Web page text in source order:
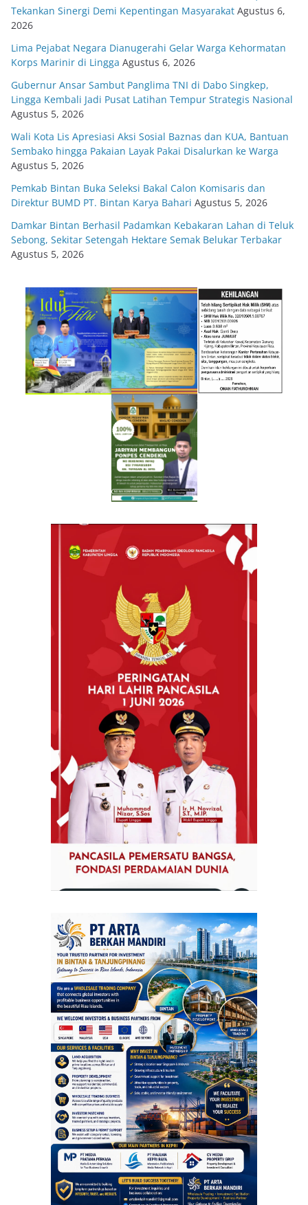
Tekankan Sinergi Demi Kepentingan Masyarakat Agustus 6,
2026
Lima Pejabat Negara Dianugerahi Gelar Warga Kehormatan
Korps Marinir di Lingga Agustus 6, 2026
Gubernur Ansar Sambut Panglima TNI di Dabo Singkep,
Lingga Kembali Jadi Pusat Latihan Tempur Strategis Nasional
Agustus 5, 2026
Wali Kota Lis Apresiasi Aksi Sosial Baznas dan KUA, Bantuan
Sembako hingga Pakaian Layak Pakai Disalurkan ke Warga
Agustus 5, 2026
Pemkab Bintan Buka Seleksi Bakal Calon Komisaris dan
Direktur BUMD PT. Bintan Karya Bahari Agustus 5, 2026
Damkar Bintan Berhasil Padamkan Kebakaran Lahan di Teluk
Sebong, Sekitar Setengah Hektare Semak Belukar Terbakar
Agustus 5, 2026